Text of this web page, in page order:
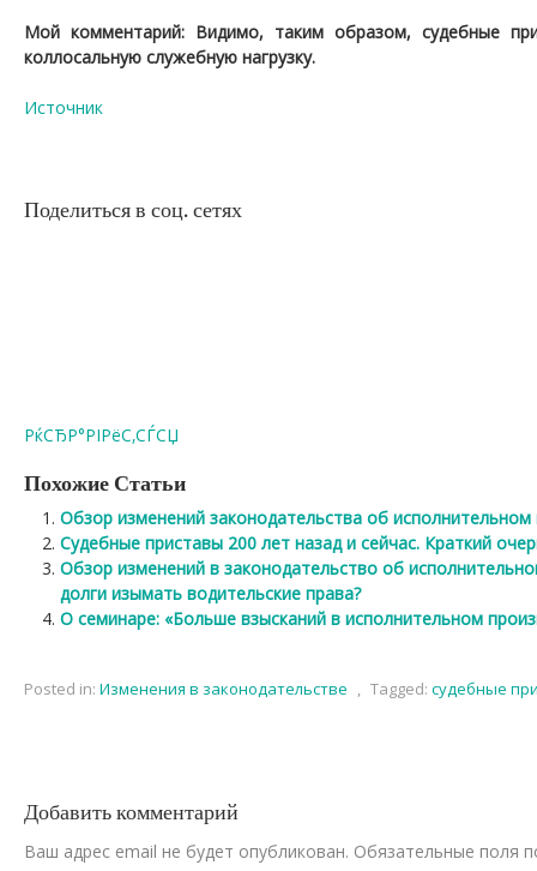
Мой комментарий: Видимо, таким образом, судебные
коллосальную служебную нагрузку.
Источник
Поделиться в соц. сетях
РќСЂР°РІРёС‚СЃСЏ
Похожие Статьи
Обзор изменений законодательства об исполнительном
Судебные приставы 200 лет назад и сейчас. Краткий
Обзор изменений в законодательство об
долги изымать водительские права?
О семинаре: «Больше взысканий в исполнительном
Posted in: Изменения в законодательстве , Tagged: судебные
Добавить комментарий
Ваш адрес email не будет опубликован. Обязательные поля